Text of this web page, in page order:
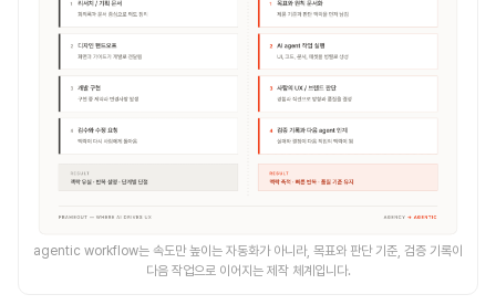
agentic workflow는 속도만 높이는 자동화가 아니라, 목표와 판단 기준, 검증 기록이
다음 작업으로 이어지는 제작 체계입니다.